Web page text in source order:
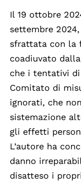
Il 19 ottobre
settembre
sfrattata con la
coadiuvato
che i tentativi
Comitato di
ignorati, che
sistemazione
gli effetti
L’autore ha
danno
disatteso i